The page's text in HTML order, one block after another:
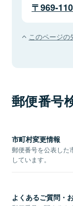
969-
このページの
郵便番号
市町村変更情報
郵便番号を公表した
しています。
よくあるご質問・